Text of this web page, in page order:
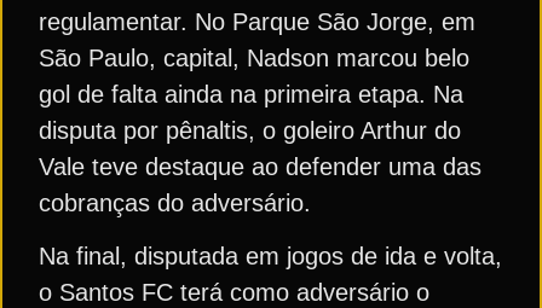
regulamentar. No Parque São Jorge, em
São Paulo, capital, Nadson marcou belo
gol de falta ainda na primeira etapa. Na
disputa por pênaltis, o goleiro Arthur do
Vale teve destaque ao defender uma das
cobranças do adversário.
Na final, disputada em jogos de ida e volta,
o Santos FC terá como adversário o